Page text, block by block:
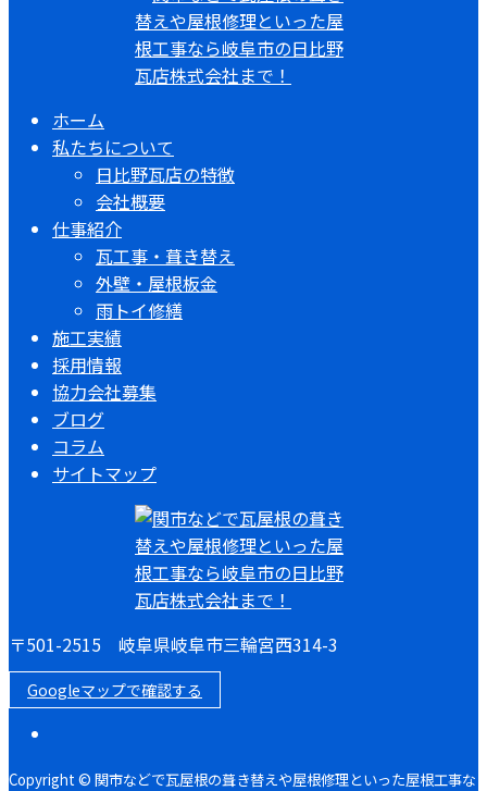
ホーム
私たちについて
日比野瓦店の特徴
会社概要
仕事紹介
瓦工事・葺き替え
外壁・屋根板金
雨トイ修繕
施工実績
採用情報
協力会社募集
ブログ
コラム
サイトマップ
〒501-2515 岐阜県岐阜市三輪宮西314-3
Googleマップで確認する
Copyright © 関市などで瓦屋根の葺き替えや屋根修理といった屋根工事な